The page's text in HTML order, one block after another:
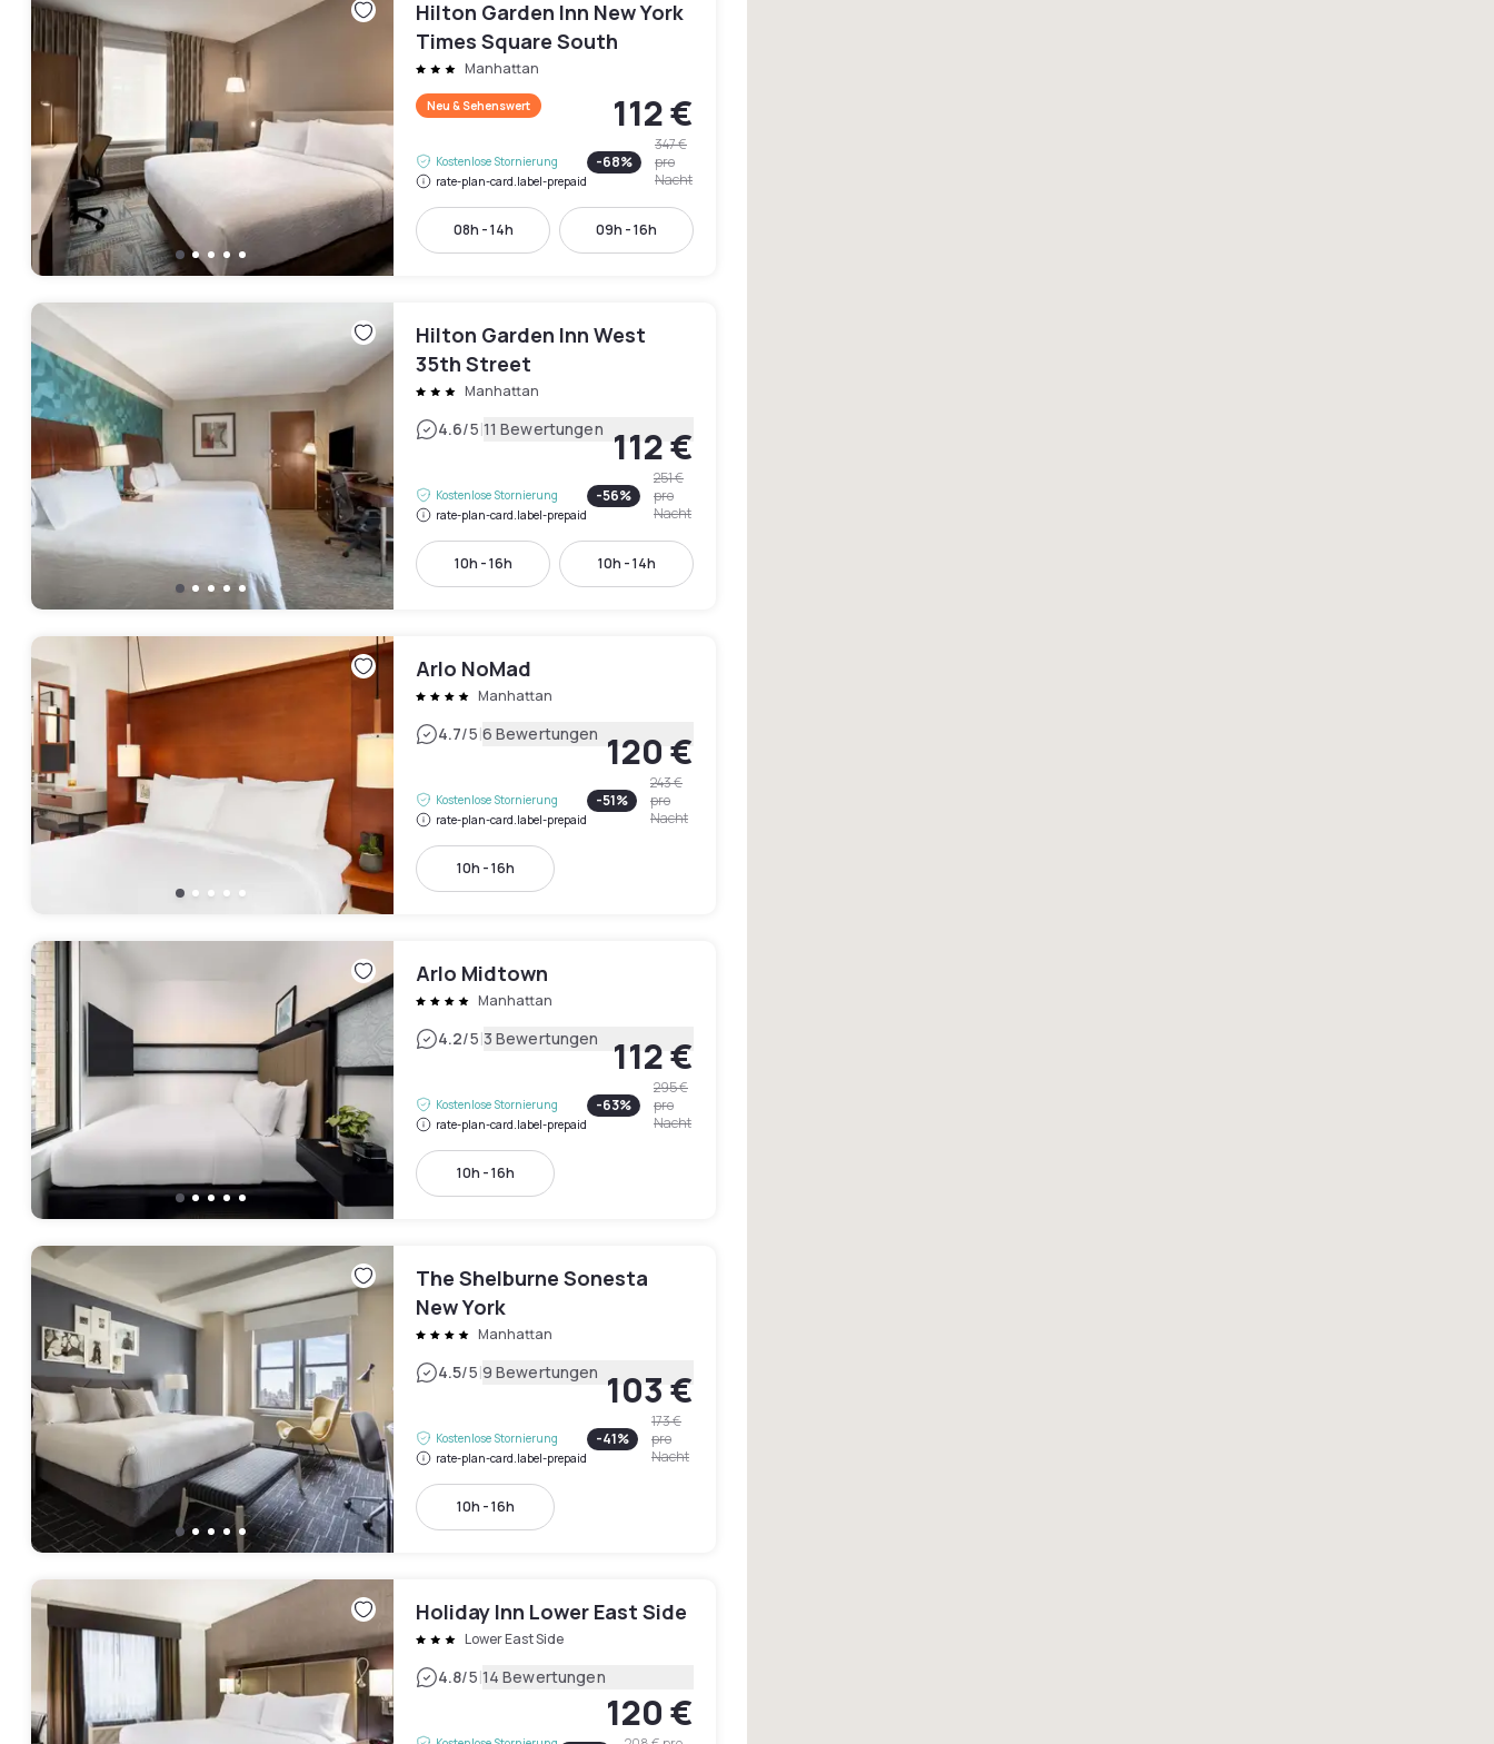
Hilton Garden Inn New York
Times Square South
Manhattan
Neu & Sehenswert
Kostenlose Stornierung
rate-plan-card.label-prepaid
112 €
-68%
347 €
pro
Nacht
08h - 14h 09h - 16h
Hilton Garden Inn West
35th Street
Manhattan
4.6/5|11 Bewertungen
Kostenlose Stornierung
rate-plan-card.label-prepaid
112 €
-56%
251 €
pro
Nacht
10h - 16h 10h - 14h
Arlo NoMad
Manhattan
4.7/5|6 Bewertungen
Kostenlose Stornierung
rate-plan-card.label-prepaid
120 €
-51%
243 €
pro
Nacht
10h - 16h
Arlo Midtown
Manhattan
4.2/5|3 Bewertungen
Kostenlose Stornierung
rate-plan-card.label-prepaid
112 €
-63%
295 €
pro
Nacht
10h - 16h
The Shelburne Sonesta
New York
Manhattan
4.5/5|9 Bewertungen
Kostenlose Stornierung
rate-plan-card.label-prepaid
103 €
-41%
173 €
pro
Nacht
10h - 16h
Holiday Inn Lower East Side
Lower East Side
4.8/5|14 Bewertungen
120 €